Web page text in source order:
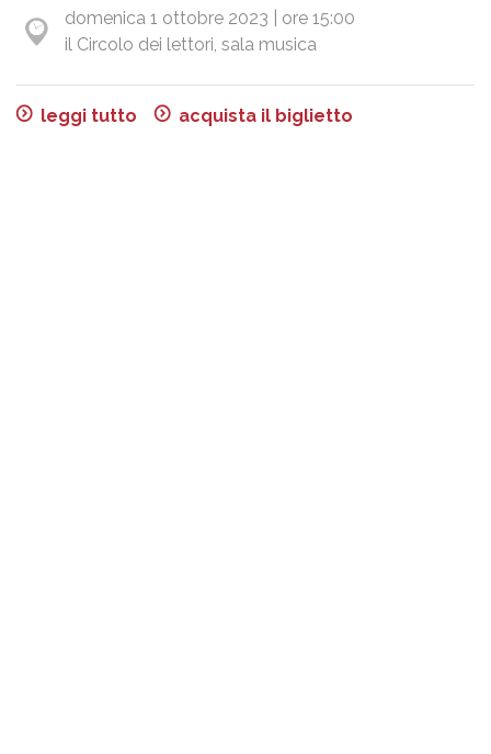
domenica 1 ottobre 2023 | ore 15:00
il Circolo dei lettori, sala musica
leggi tutto acquista il biglietto